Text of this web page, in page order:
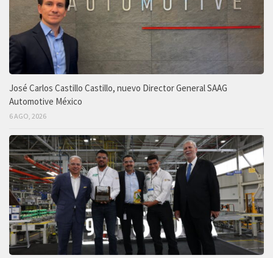
José Carlos Castillo Castillo, nuevo Director General SAAG
Automotive México
6 AGO, 2026